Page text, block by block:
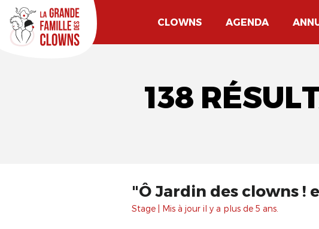
CLOWNS AGENDA
138
"Ô Jardin des clowns
Stage | Mis à jour il y a plus de 5 ans.